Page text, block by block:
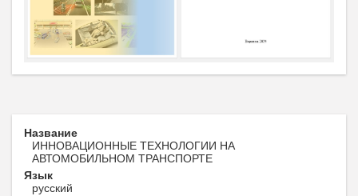
Название
ИННОВАЦИОННЫЕ ТЕХНОЛОГИИ НА
АВТОМОБИЛЬНОМ ТРАНСПОРТЕ
Язык
русский